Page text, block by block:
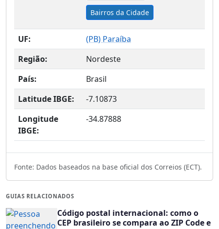
Bairros da Cidade
UF: (PB) Paraíba
Região:
Nordeste
País:
Brasil
Latitude IBGE:
-7.10873
Longitude
IBGE:
-34.87888
Fonte: Dados baseados na base oficial dos Correios (ECT).
GUIAS RELACIONADOS
Código postal internacional: como o
CEP brasileiro se compara ao ZIP Code e